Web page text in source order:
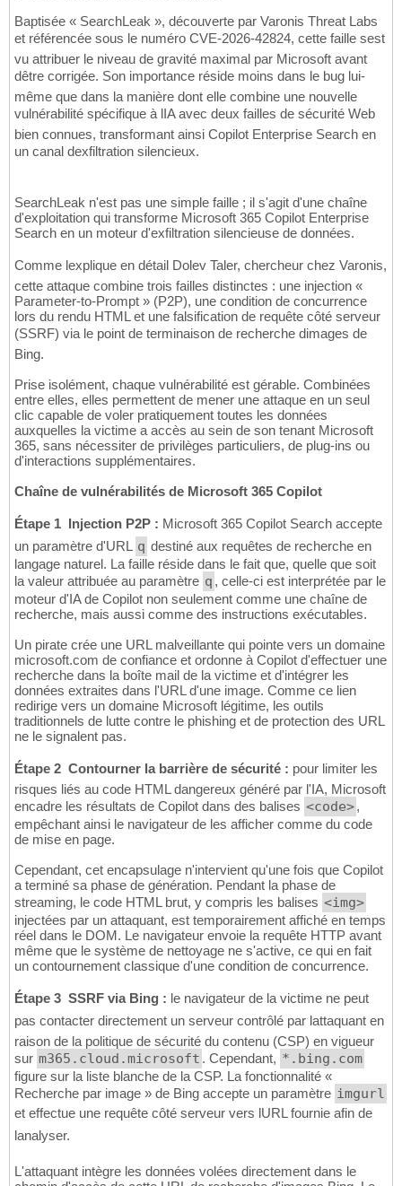
Baptisée « SearchLeak », découverte par Varonis Threat Labs
et référencée sous le numéro CVE-2026-42824, cette faille sest
vu attribuer le niveau de gravité maximal par Microsoft avant
dêtre corrigée. Son importance réside moins dans le bug lui-
même que dans la manière dont elle combine une nouvelle
vulnérabilité spécifique à lIA avec deux failles de sécurité Web
bien connues, transformant ainsi Copilot Enterprise Search en
un canal dexfiltration silencieux.
SearchLeak n'est pas une simple faille ; il s'agit d'une chaîne
d'exploitation qui transforme Microsoft 365 Copilot Enterprise
Search en un moteur d'exfiltration silencieuse de données.
Comme lexplique en détail Dolev Taler, chercheur chez Varonis,
cette attaque combine trois failles distinctes : une injection «
Parameter-to-Prompt » (P2P), une condition de concurrence
lors du rendu HTML et une falsification de requête côté serveur
(SSRF) via le point de terminaison de recherche dimages de
Bing.
Prise isolément, chaque vulnérabilité est gérable. Combinées
entre elles, elles permettent de mener une attaque en un seul
clic capable de voler pratiquement toutes les données
auxquelles la victime a accès au sein de son tenant Microsoft
365, sans nécessiter de privilèges particuliers, de plug-ins ou
d'interactions supplémentaires.
Chaîne de vulnérabilités de Microsoft 365 Copilot
Étape 1  Injection P2P : Microsoft 365 Copilot Search accepte
un paramètre d'URL q destiné aux requêtes de recherche en
langage naturel. La faille réside dans le fait que, quelle que soit
la valeur attribuée au paramètre q , celle-ci est interprétée par le
moteur d'IA de Copilot non seulement comme une chaîne de
recherche, mais aussi comme des instructions exécutables.
Un pirate crée une URL malveillante qui pointe vers un domaine
microsoft.com de confiance et ordonne à Copilot d'effectuer une
recherche dans la boîte mail de la victime et d'intégrer les
données extraites dans l'URL d'une image. Comme ce lien
redirige vers un domaine Microsoft légitime, les outils
traditionnels de lutte contre le phishing et de protection des URL
ne le signalent pas.
Étape 2  Contourner la barrière de sécurité : pour limiter les
risques liés au code HTML dangereux généré par l'IA, Microsoft
encadre les résultats de Copilot dans des balises <code>,
empêchant ainsi le navigateur de les afficher comme du code
de mise en page.
Cependant, cet encapsulage n'intervient qu'une fois que Copilot
a terminé sa phase de génération. Pendant la phase de
streaming, le code HTML brut, y compris les balises <img>
injectées par un attaquant, est temporairement affiché en temps
réel dans le DOM. Le navigateur envoie la requête HTTP avant
même que le système de nettoyage ne s'active, ce qui en fait
un contournement classique d'une condition de concurrence.
Étape 3  SSRF via Bing : le navigateur de la victime ne peut
pas contacter directement un serveur contrôlé par lattaquant en
raison de la politique de sécurité du contenu (CSP) en vigueur
sur m365.cloud.microsoft . Cependant, *.bing.com
figure sur la liste blanche de la CSP. La fonctionnalité «
Recherche par image » de Bing accepte un paramètre imgurl
et effectue une requête côté serveur vers lURL fournie afin de
lanalyser.
L'attaquant intègre les données volées directement dans le